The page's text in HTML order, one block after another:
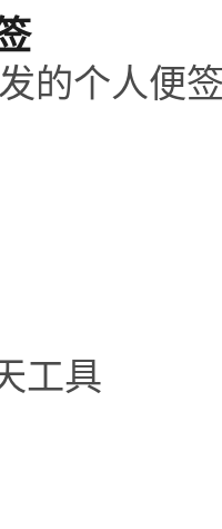
的个人便
工具